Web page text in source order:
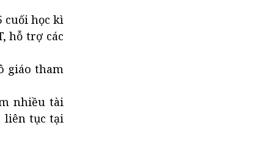
cuối học kì
hỗ trợ các
giáo tham
nhiều tài
liên tục tại